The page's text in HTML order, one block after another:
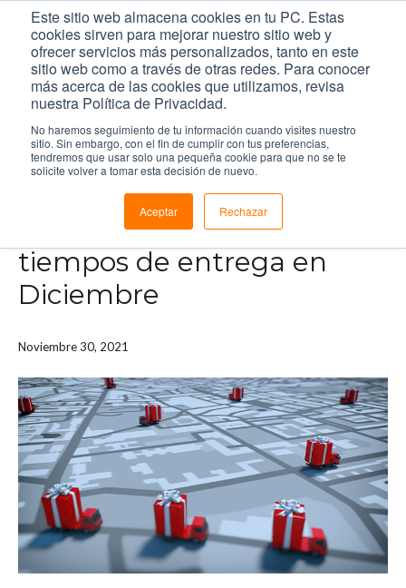
Este sitio web almacena cookies en tu PC. Estas
cookies sirven para mejorar nuestro sitio web y
ofrecer servicios más personalizados, tanto en este
sitio web como a través de otras redes. Para conocer
más acerca de las cookies que utilizamos, revisa
nuestra Política de Privacidad.
No haremos seguimiento de tu información cuando visites nuestro
sitio. Sin embargo, con el fin de cumplir con tus preferencias,
tendremos que usar solo una pequeña cookie para que no se te
solicite volver a tomar esta decisión de nuevo.
Aceptar Rechazar
Inicio / Recursos / Blog /
3 claves para reducir tus
tiempos de entrega en
Diciembre
Noviembre 30, 2021